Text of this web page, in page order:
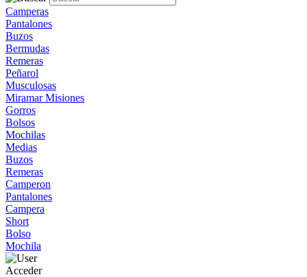
Camperas
Pantalones
Buzos
Bermudas
Remeras
Peñarol
Musculosas
Miramar Misiones
Gorros
Bolsos
Mochilas
Medias
Buzos
Remeras
Camperon
Pantalones
Campera
Short
Bolso
Mochila
Acceder